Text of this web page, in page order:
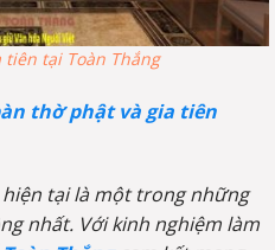
tại Toàn Thắng
thờ phật và gia tiên
hiện tại là một trong những
nhất. Với kinh nghiệm làm